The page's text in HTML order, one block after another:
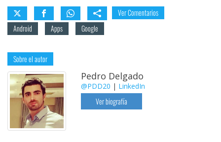
Ver Comentarios
Android
Apps Google
Sobre el autor
Pedro Delgado
@PDD20 | LinkedIn
Ver biografía